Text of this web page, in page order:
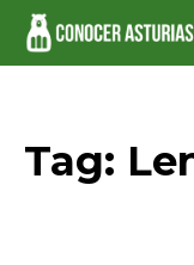
Tag: